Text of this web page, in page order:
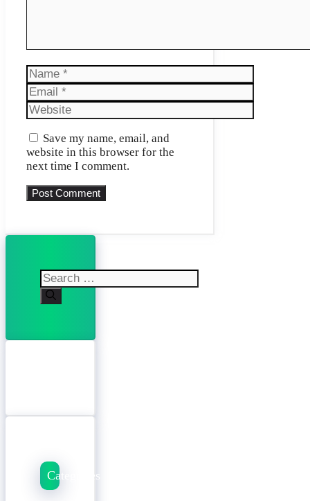
Name
Email
Website
Save my name, email, and
website in this browser for the
next time I comment.
Search
for:
Categories